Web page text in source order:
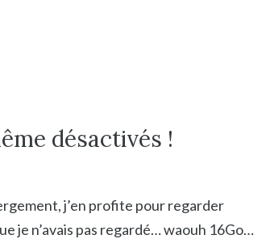
désactivés !
j’en profite pour regarder
je n’avais pas regardé… waouh 16Go…